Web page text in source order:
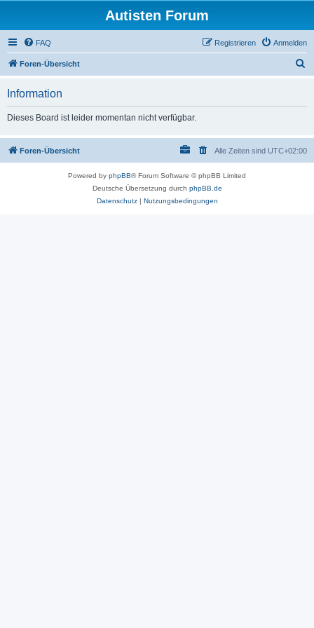
Autisten Forum
FAQ Anmelden
Registrieren
Foren-Übersicht
Information
Dieses Board ist leider momentan nicht verfügbar.
Foren-Übersicht Alle Zeiten sind UTC+02:00
Powered by phpBB® Forum Software © phpBB Limited
Deutsche Übersetzung durch phpBB.de
Datenschutz| Nutzungsbedingungen